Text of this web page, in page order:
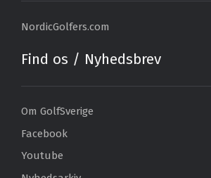
NordicGolfers.com
Find os / Nyhedsbrev
Om GolfSverige
Facebook
Youtube